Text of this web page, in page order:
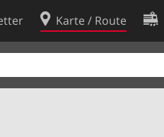
Karte / Route